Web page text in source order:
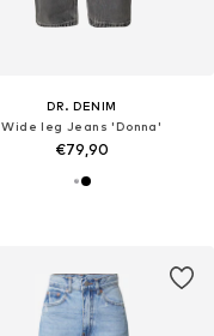
DR. DENIM
Wide leg Jeans 'Donna'
€79,90